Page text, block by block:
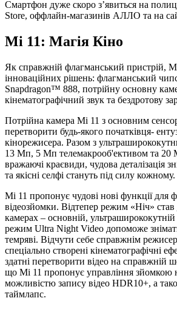
Смартфон дуже скоро з’явиться на
Store, оффлайн-магазинів АЛЛО та на
Mi 11: Магія Кіно
Як справжній флагманський пристрій,
інноваційних рішень: флагманський
Snapdragon™ 888, потрійну основну
кінематографічний звук та бездротову
Потрійна камера Mi 11 з основним
перетворити будь-якого початківця-
кінорежисера. Разом з
13 Мп, 5 Мп телемакрооб'ективом та 20
вражаючі краєвиди, чудова деталізація
та якісні селфі стануть під силу кожному.
Mi 11 пропонує чудові нові функції для
відеозйомки. Відтепер режим «Ніч»
камерах – основній, ультраширококутній
режим Ultra Night Video допоможе
темряві. Відчути себе справжнім
спеціально створені кінематографічні
здатні перетворити відео на справжній
що Mi 11 пропонує управління зйомкою
можливістю запису відео HDR10+, а
таймлапс.